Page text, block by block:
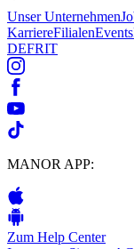
Unser Unternehmen
KarriereFilialenEvents
DEFRIT
MANOR APP:
Zum Help Center